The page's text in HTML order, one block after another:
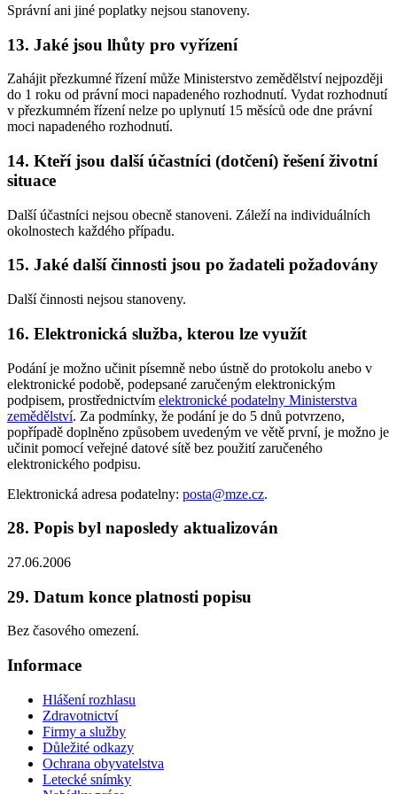
Správní ani jiné poplatky nejsou stanoveny.
13. Jaké jsou lhůty pro vyřízení
Zahájit přezkumné řízení může Ministerstvo zemědělství nejpozději
do 1 roku od právní moci napadeného rozhodnutí. Vydat rozhodnutí
v přezkumném řízení nelze po uplynutí 15 měsíců ode dne právní
moci napadeného rozhodnutí.
14. Kteří jsou další účastníci (dotčení) řešení životní
situace
Další účastníci nejsou obecně stanoveni. Záleží na individuálních
okolnostech každého případu.
15. Jaké další činnosti jsou po žadateli požadovány
Další činnosti nejsou stanoveny.
16. Elektronická služba, kterou lze využít
Podání je možno učinit písemně nebo ústně do protokolu anebo v
elektronické podobě, podepsané zaručeným elektronickým
podpisem, prostřednictvím elektronické podatelny Ministerstva
zemědělství. Za podmínky, že podání je do 5 dnů potvrzeno,
popřípadě doplněno způsobem uvedeným ve větě první, je možno je
učinit pomocí veřejné datové sítě bez použití zaručeného
elektronického podpisu.
Elektronická adresa podatelny: posta@mze.cz.
28. Popis byl naposledy aktualizován
27.06.2006
29. Datum konce platnosti popisu
Bez časového omezení.
Informace
Hlášení rozhlasu
Zdravotnictví
Firmy a služby
Důležité odkazy
Ochrana obyvatelstva
Letecké snímky